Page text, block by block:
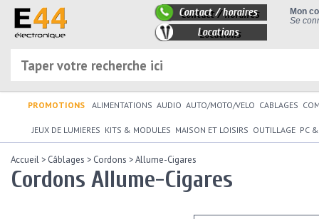
Mon
Se
Contact / horaires
Locations
PROMOTIONS ALIMENTATIONS AUDIO AUTO/MOTO/VELO CABLAGES
JEUX DE LUMIERES KITS & MODULES MAISON ET LOISIRS OUTILLAGE PC
Accueil > Câblages > Cordons >Allume-Cigares
Cordons Allume-Cigares